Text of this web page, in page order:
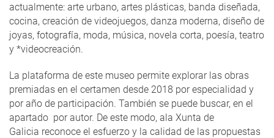
actualmente: arte urbano, artes plásticas, banda diseñada,
cocina, creación de videojuegos, danza moderna, diseño de
joyas, fotografía, moda, música, novela corta, poesía, teatro
y *videocreación.
La plataforma de este museo permite explorar las obras
premiadas en el certamen desde 2018 por especialidad y
por año de participación. También se puede buscar, en el
apartado por autor. De este modo, ala Xunta de
Galicia reconoce el esfuerzo y la calidad de las propuestas